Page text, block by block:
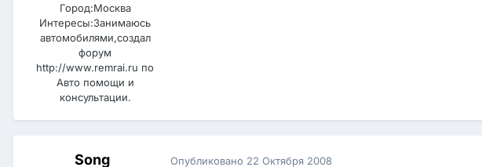
Город:Москва
Интересы:Занимаюсь
автомобилями,создал
форум
http://www.remrai.ru по
Авто помощи и
консультации.
Song Опубликовано 22 Октября 2008